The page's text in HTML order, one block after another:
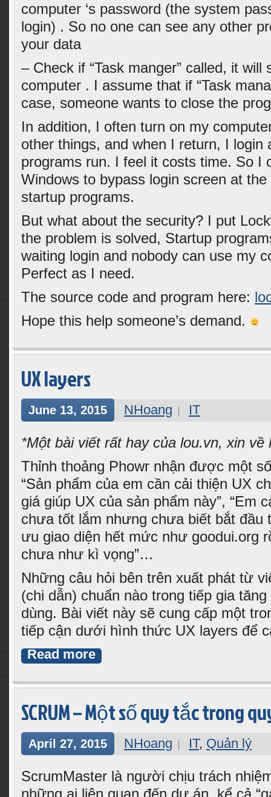
computer ‘s password (the system
login) . So no one can see any other
your data
– Check if “Task manger” called, it will
computer . I assume that if “Task
case, someone wants to close the
In addition, I often turn on my
other things, and when I return, I login
programs run. I feel it costs time. So I
Windows to bypass login screen at
startup programs.
But what about the security? I put
the problem is solved, Startup
waiting login and nobody can use my
Perfect as I need.
The source code and program here:
Hope this help someone’s demand.
UX layers
June 13, 2015 NHoang IT
*Một bài viết rất hay của lou.vn, xin về
Thỉnh thoảng Phowr nhận được một
“Sản phẩm của em cần cải thiện UX
giá giúp UX của sản phẩm này”, “Em
chưa tốt lắm nhưng chưa biết bắt đầu
ưu giao diện hết mức như goodui.org
chưa như kì vọng”…
Những câu hỏi bên trên xuất phát từ
(chi dẫn) chuẩn nào trong tiếp gia
dùng. Bài viết này sẽ cung cấp một
tiếp cận dưới hình thức UX layers để
Read more
SCRUM – Một số quy tắc trong
April 27, 2015 NHoang IT, Quản lý
ScrumMaster là người chịu trách
những ai liên quan đến dự án, kể cả